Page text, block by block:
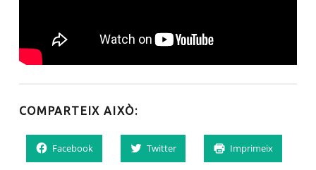
COMPARTEIX AIXÒ:
Facebook Twitter Imprimeix